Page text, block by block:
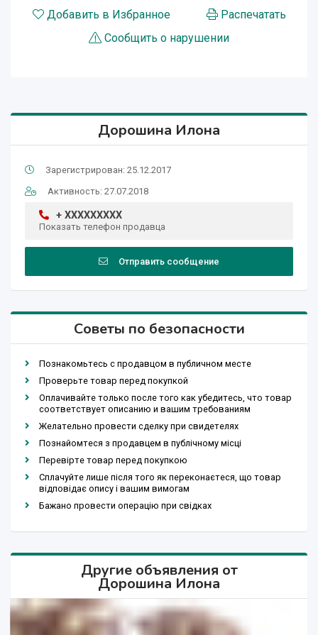
Добавить в Избранное
Распечатать
Сообщить о нарушении
Дорошина Илона
Зарегистрирован: 25.12.2017
Активность: 27.07.2018
+ XXXXXXXXX
Показать телефон продавца
Отправить сообщение
Советы по безопасности
Познакомьтесь с продавцом в публичном месте
Проверьте товар перед покупкой
Оплачивайте только после того как убедитесь, что товар
соответствует описанию и вашим требованиям
Желательно провести сделку при свидетелях
Познайомтеся з продавцем в публічному місці
Перевірте товар перед покупкою
Сплачуйте лише після того як переконаєтеся, що товар
відповідає опису і вашим вимогам
Бажано провести операцію при свідках
Другие объявления от
Дорошина Илона